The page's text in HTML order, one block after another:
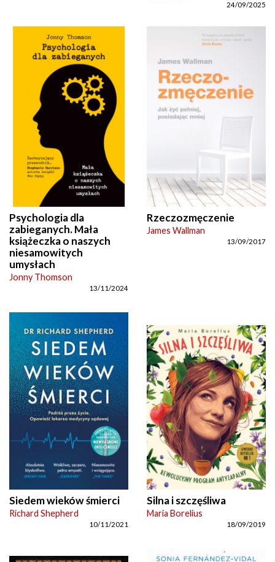
24/09/2025
Psychologia dla
zabieganych. Mała
książeczka o naszych
niesamowitych
umysłach
Jonny Thomson
13/11/2024
Rzeczozmęczenie
James Wallman
13/09/2017
Siedem wieków śmierci
Richard Shepherd
10/11/2021
Silna i szczęśliwa
Maria Borelius
18/09/2019